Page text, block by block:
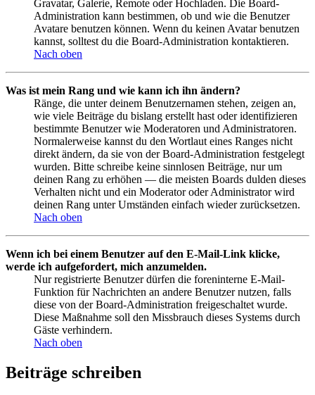
Gravatar, Galerie, Remote oder Hochladen. Die Board-
Administration kann bestimmen, ob und wie die Benutzer
Avatare benutzen können. Wenn du keinen Avatar benutzen
kannst, solltest du die Board-Administration kontaktieren.
Nach oben
Was ist mein Rang und wie kann ich ihn ändern?
Ränge, die unter deinem Benutzernamen stehen, zeigen an,
wie viele Beiträge du bislang erstellt hast oder identifizieren
bestimmte Benutzer wie Moderatoren und Administratoren.
Normalerweise kannst du den Wortlaut eines Ranges nicht
direkt ändern, da sie von der Board-Administration festgelegt
wurden. Bitte schreibe keine sinnlosen Beiträge, nur um
deinen Rang zu erhöhen — die meisten Boards dulden dieses
Verhalten nicht und ein Moderator oder Administrator wird
deinen Rang unter Umständen einfach wieder zurücksetzen.
Nach oben
Wenn ich bei einem Benutzer auf den E-Mail-Link klicke,
werde ich aufgefordert, mich anzumelden.
Nur registrierte Benutzer dürfen die foreninterne E-Mail-
Funktion für Nachrichten an andere Benutzer nutzen, falls
diese von der Board-Administration freigeschaltet wurde.
Diese Maßnahme soll den Missbrauch dieses Systems durch
Gäste verhindern.
Nach oben
Beiträge schreiben